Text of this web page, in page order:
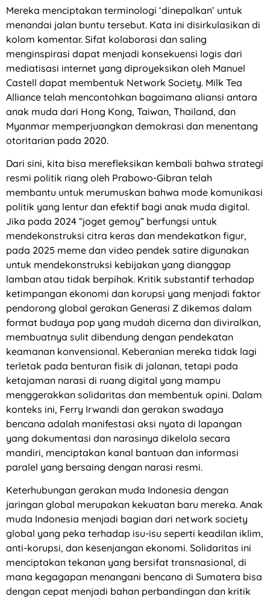
Mereka menciptakan terminologi ‘dinepalkan’ untuk
menandai jalan buntu tersebut. Kata ini disirkulasikan di
kolom komentar. Sifat kolaborasi dan saling
menginspirasi dapat menjadi konsekuensi logis dari
mediatisasi internet yang diproyeksikan oleh Manuel
Castell dapat membentuk Network Society. Milk Tea
Alliance telah mencontohkan bagaimana aliansi antara
anak muda dari Hong Kong, Taiwan, Thailand, dan
Myanmar memperjuangkan demokrasi dan menentang
otoritarian pada 2020.
Dari sini, kita bisa merefleksikan kembali bahwa strategi
resmi politik riang oleh Prabowo-Gibran telah
membantu untuk merumuskan bahwa mode komunikasi
politik yang lentur dan efektif bagi anak muda digital.
Jika pada 2024 “joget gemoy” berfungsi untuk
mendekonstruksi citra keras dan mendekatkan figur,
pada 2025 meme dan video pendek satire digunakan
untuk mendekonstruksi kebijakan yang dianggap
lamban atau tidak berpihak. Kritik substantif terhadap
ketimpangan ekonomi dan korupsi yang menjadi faktor
pendorong global gerakan Generasi Z dikemas dalam
format budaya pop yang mudah dicerna dan diviralkan,
membuatnya sulit dibendung dengan pendekatan
keamanan konvensional. Keberanian mereka tidak lagi
terletak pada benturan fisik di jalanan, tetapi pada
ketajaman narasi di ruang digital yang mampu
menggerakkan solidaritas dan membentuk opini. Dalam
konteks ini, Ferry Irwandi dan gerakan swadaya
bencana adalah manifestasi aksi nyata di lapangan
yang dokumentasi dan narasinya dikelola secara
mandiri, menciptakan kanal bantuan dan informasi
paralel yang bersaing dengan narasi resmi.
Keterhubungan gerakan muda Indonesia dengan
jaringan global merupakan kekuatan baru mereka. Anak
muda Indonesia menjadi bagian dari network society
global yang peka terhadap isu-isu seperti keadilan iklim,
anti-korupsi, dan kesenjangan ekonomi. Solidaritas ini
menciptakan tekanan yang bersifat transnasional, di
mana kegagapan menangani bencana di Sumatera bisa
dengan cepat menjadi bahan perbandingan dan kritik